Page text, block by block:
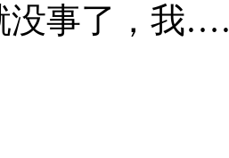
没事了，我